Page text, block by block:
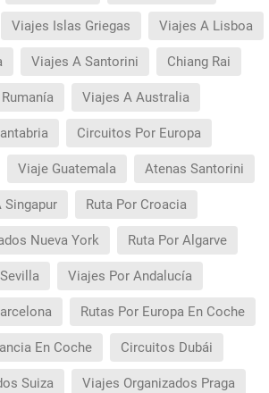
Viajes Islas Griegas Viajes A Lisboa
Viajes A Santorini Chiang Rai
Viajes A Australia
Circuitos Por Europa
Viaje Guatemala Atenas Santorini
Singapur Ruta Por Croacia
Nueva York Ruta Por Algarve
Viajes Por Andalucía
Rutas Por Europa En Coche
En Coche Circuitos Dubái
Suiza Viajes Organizados Praga